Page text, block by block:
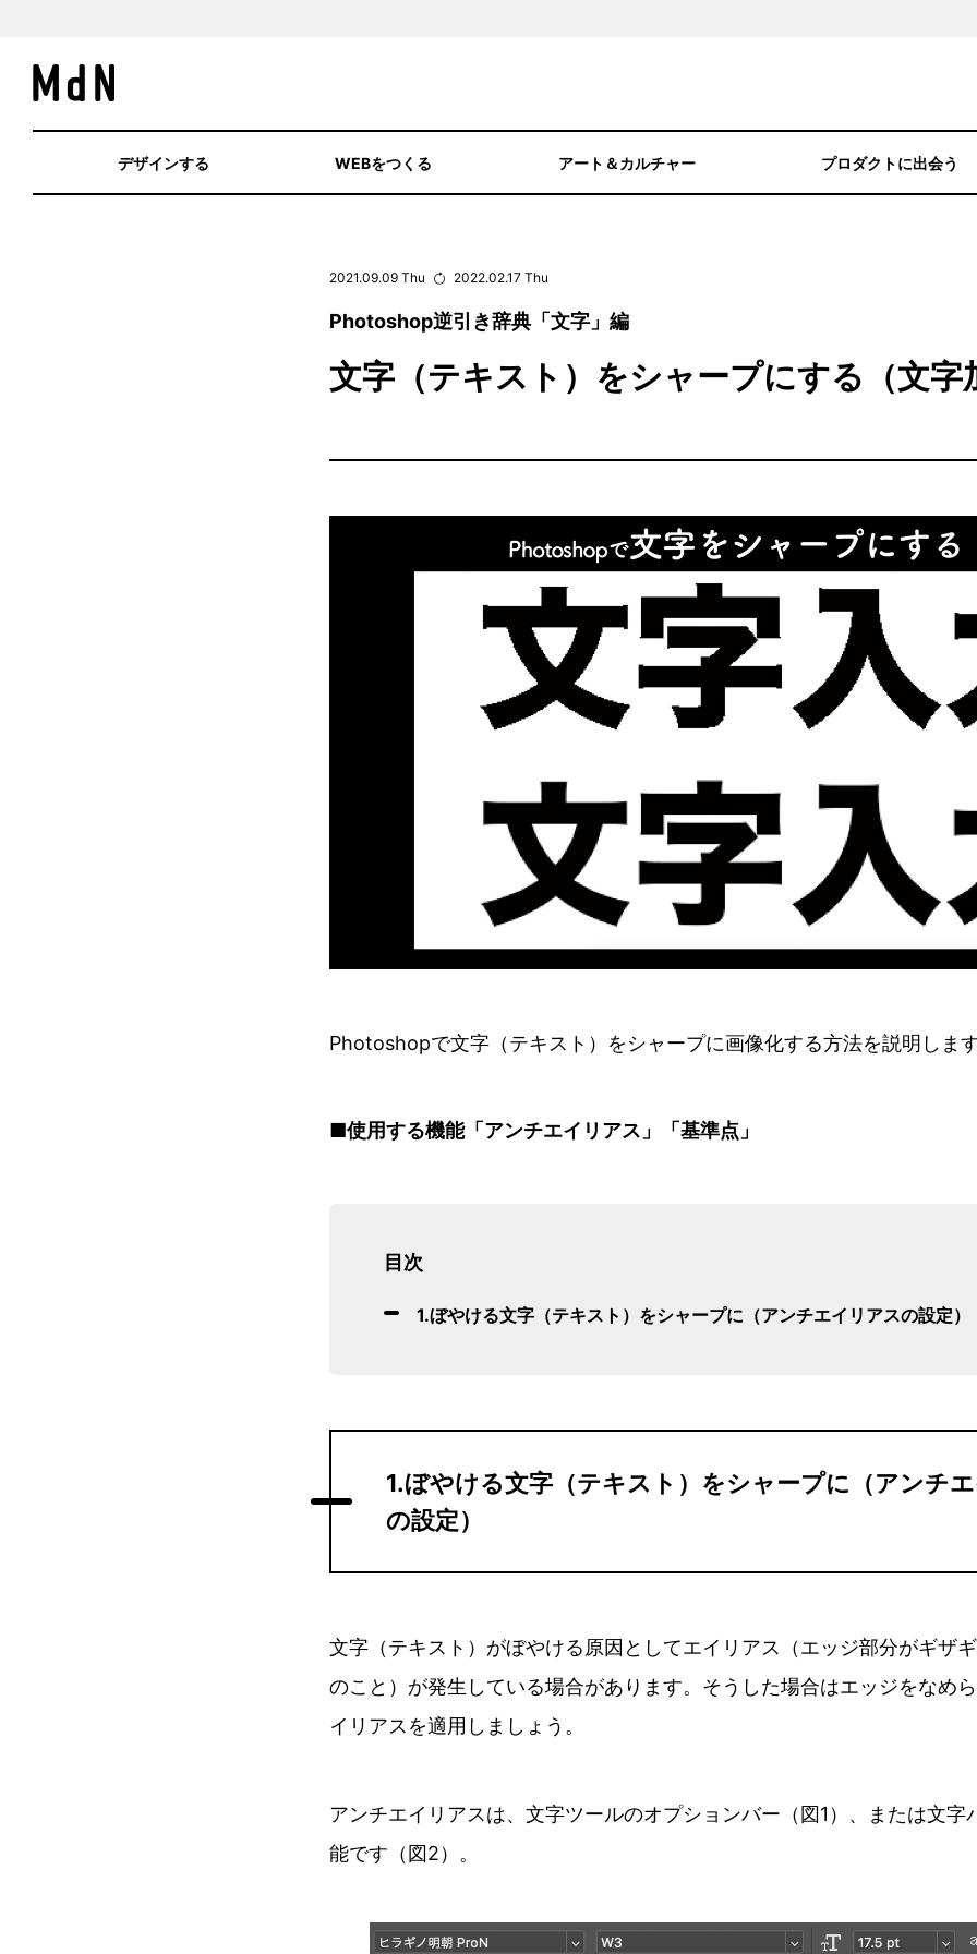
デザインする WEBをつくる アート＆カルチャー プロダクトに出会う
2021.09.09 Thu 2022.02.17 Thu
Photoshop逆引き辞典「文字」編
文字（テキスト）をシャープにする（文字
Photoshopで文字（テキスト）をシャープに画像化する方法を説明しま
■使用する機能「アンチエイリアス」「基準点」
目次
1.ぼやける文字（テキスト）をシャープに（アンチエイリアスの設定）
1.ぼやける文字（テキスト）をシャープに（アンチ
の設定）
文字（テキスト）がぼやける原因としてエイリアス（エッジ部分がギザ
のこと）が発生している場合があります。そうした場合はエッジをなめ
イリアスを適用しましょう。
アンチエイリアスは、文字ツールのオプションバー（図1）、または文字
能です（図2）。